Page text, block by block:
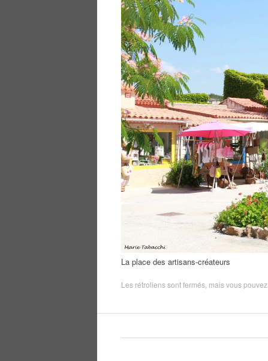
La place des artisans-créateurs
Les rétroliens sont fermés, mais vous pouvez